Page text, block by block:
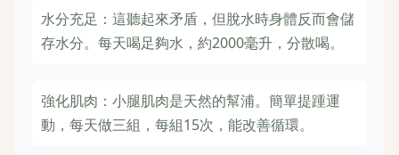
水分充足：這聽起來矛盾，但脫水時身體反而會儲
存水分。每天喝足夠水，約2000毫升，分散喝。
強化肌肉：小腿肌肉是天然的幫浦。簡單提踵運
動，每天做三組，每組15次，能改善循環。